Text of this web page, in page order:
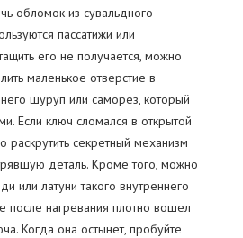
обломок из сувальдного
пассатижи или
его не получается, можно
маленькое отверстие в
шуруп или саморез, который
Если ключ сломался в открытой
раскрутить секретный механизм
деталь. Кроме того, можно
или латуни такого внутреннего
после нагревания плотно вошел
Когда она остынет, пробуйте